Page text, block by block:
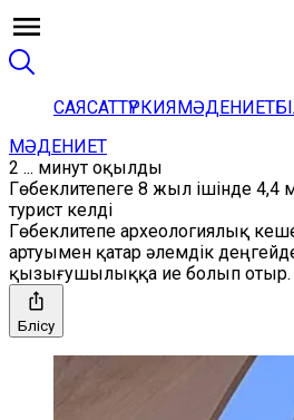
САЯСАТТҮРКИЯМӘДЕНИЕТ
МӘДЕНИЕТ
2 ... минут оқылды
Гөбеклитепеге 8 жыл ішінде 4,4
турист келді
Гөбеклитепе археологиялық
артуымен қатар әлемдік
қызығушылыққа ие болып отыр.
Бөлісу